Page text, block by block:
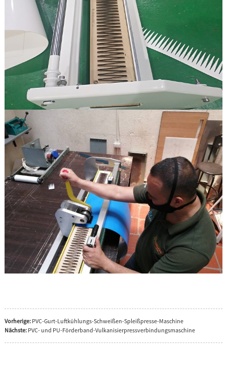
Vorherige: PVC-Gurt-Luftkühlungs-Schweißen-Spleißpresse-Maschine
Nächste: PVC- und PU-Förderband-Vulkanisierpressverbindungsmaschine